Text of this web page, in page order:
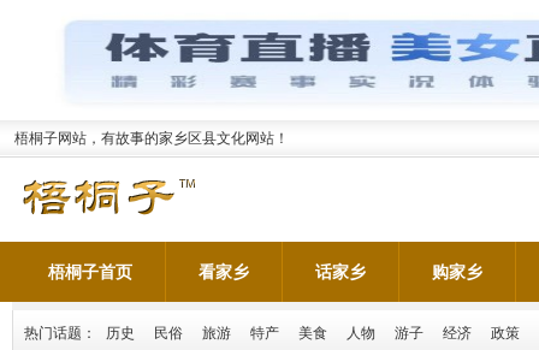
梧桐子网站，有故事的家乡区县文化网站！
梧桐子首页 看家乡 话家乡 购家乡
热门话题： 历史 民俗 旅游 特产 美食 人物 游子 经济 政策